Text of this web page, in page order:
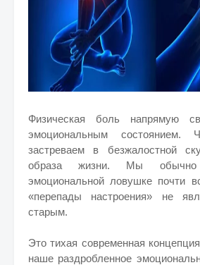
Физическая боль напрямую
эмоциональным
застреваем в безжалостной
образа жизни. Мы
эмоциональной ловушке почти
«перепады настроения» не
старым.
Это тихая современная
наше раздробленное